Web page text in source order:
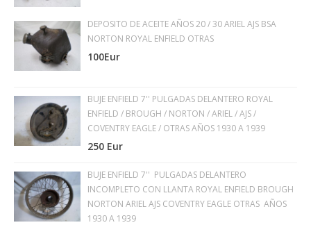
DEPOSITO DE ACEITE AÑOS 20 / 30 ARIEL AJS BSA
NORTON ROYAL ENFIELD OTRAS
100Eur
BUJE ENFIELD 7'' PULGADAS DELANTERO ROYAL
ENFIELD / BROUGH / NORTON / ARIEL / AJS /
COVENTRY EAGLE / OTRAS AÑOS 1930 A 1939
250 Eur
BUJE ENFIELD 7'' PULGADAS DELANTERO
INCOMPLETO CON LLANTA ROYAL ENFIELD BROUGH
NORTON ARIEL AJS COVENTRY EAGLE OTRAS AÑOS
1930 A 1939